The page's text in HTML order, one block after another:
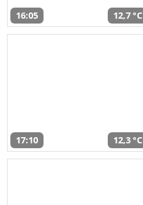
16:05 12,7 °C
17:10 12,3 °C